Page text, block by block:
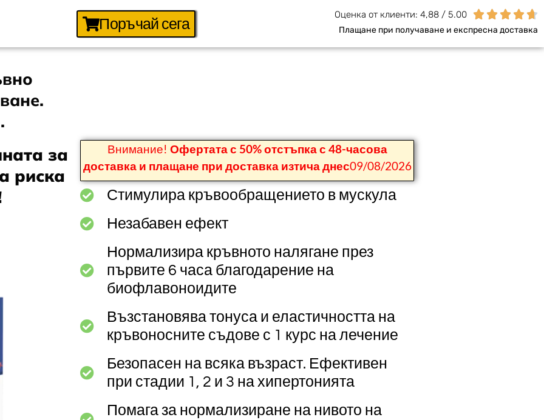
Поръчай сега Оценка от клиенти: 4,88 / 5.00 
Плащане при получаване и експресна доставка
за
риска
Внимание! Офертата с 50% отстъпка с 48-часова
доставка и плащане при доставка изтича днес09/08/2026
Стимулира кръвообращението в мускула
Незабавен ефект
Нормализира кръвното налягане през
първите 6 часа благодарение на
биофлавоноидите
Възстановява тонуса и еластичността на
кръвоносните съдове с 1 курс на лечение
Безопасен на всяка възраст. Ефективен
при стадии 1, 2 и 3 на хипертонията
Помага за нормализиране на нивото на